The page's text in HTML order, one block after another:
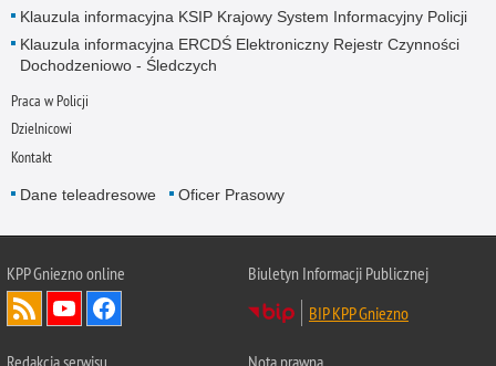
Klauzula informacyjna KSIP Krajowy System Informacyjny Policji
Klauzula informacyjna ERCDŚ Elektroniczny Rejestr Czynności
Dochodzeniowo - Śledczych
Praca w Policji
Dzielnicowi
Kontakt
Dane teleadresowe Oficer Prasowy
KPP Gniezno online
Biuletyn Informacji Publicznej
BIP KPP Gniezno